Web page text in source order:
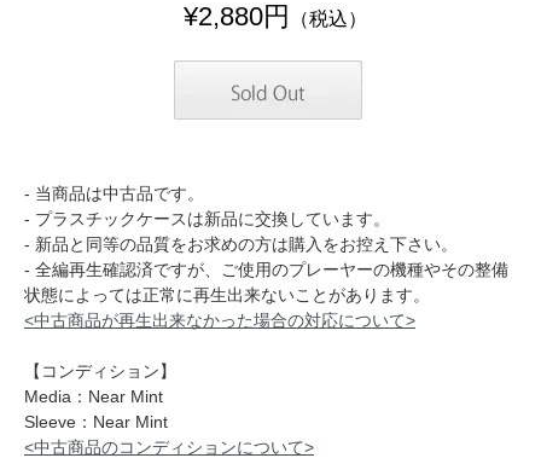
¥2,880円 （税込）
- 当商品は中古品です。
- プラスチックケースは新品に交換しています。
- 新品と同等の品質をお求めの方は購入をお控え下さい。
- 全編再生確認済ですが、ご使用のプレーヤーの機種やその整備
状態によっては正常に再生出来ないことがあります。
<中古商品が再生出来なかった場合の対応について>
【コンディション】
Media：Near Mint
Sleeve：Near Mint
<中古商品のコンディションについて>